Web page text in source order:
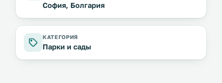
София, Болгария
КАТЕГОРИЯ
Парки и сады